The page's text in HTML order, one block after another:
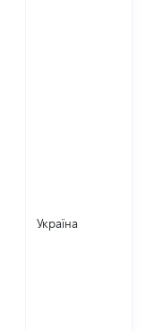
Україна